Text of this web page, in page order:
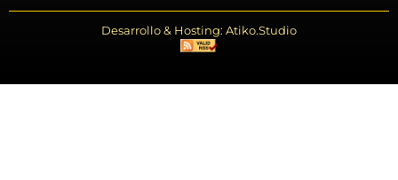
Desarrollo & Hosting: Atiko.Studio